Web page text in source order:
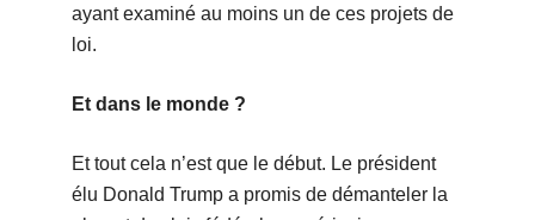
ayant examiné au moins un de ces projets de
loi.
Et dans le monde ?
Et tout cela n’est que le début. Le président
élu Donald Trump a promis de démanteler la